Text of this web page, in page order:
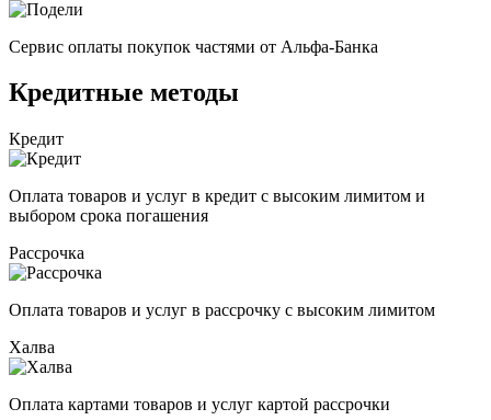
Сервис оплаты покупок частями от Альфа-Банка
Кредитные методы
Кредит
Оплата товаров и услуг в кредит с высоким лимитом и
выбором срока погашения
Рассрочка
Оплата товаров и услуг в рассрочку с высоким лимитом
Халва
Оплата картами товаров и услуг картой рассрочки